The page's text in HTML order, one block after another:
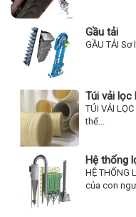
Gầu tải
GẦU TẢI
Túi vải lọc
TÚI VẢI
thể...
Hệ thống
HỆ THỐNG
của con